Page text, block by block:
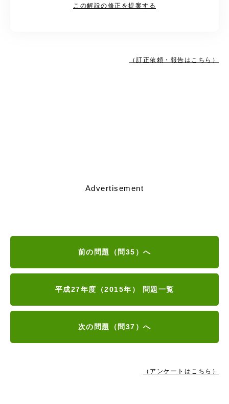
この解説の修正を提案する
（訂正依頼・報告はこちら）
Advertisement
前の問題（問35）へ
平成27年度（2015年） 問題一覧
次の問題（問37）へ
（アンケートはこちら）